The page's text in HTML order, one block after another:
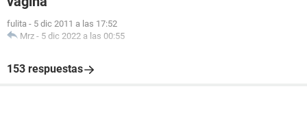
fulita - 5 dic 2011 a las 17:52
Mrz - 5 dic 2022 a las 00:55
153 respuestas